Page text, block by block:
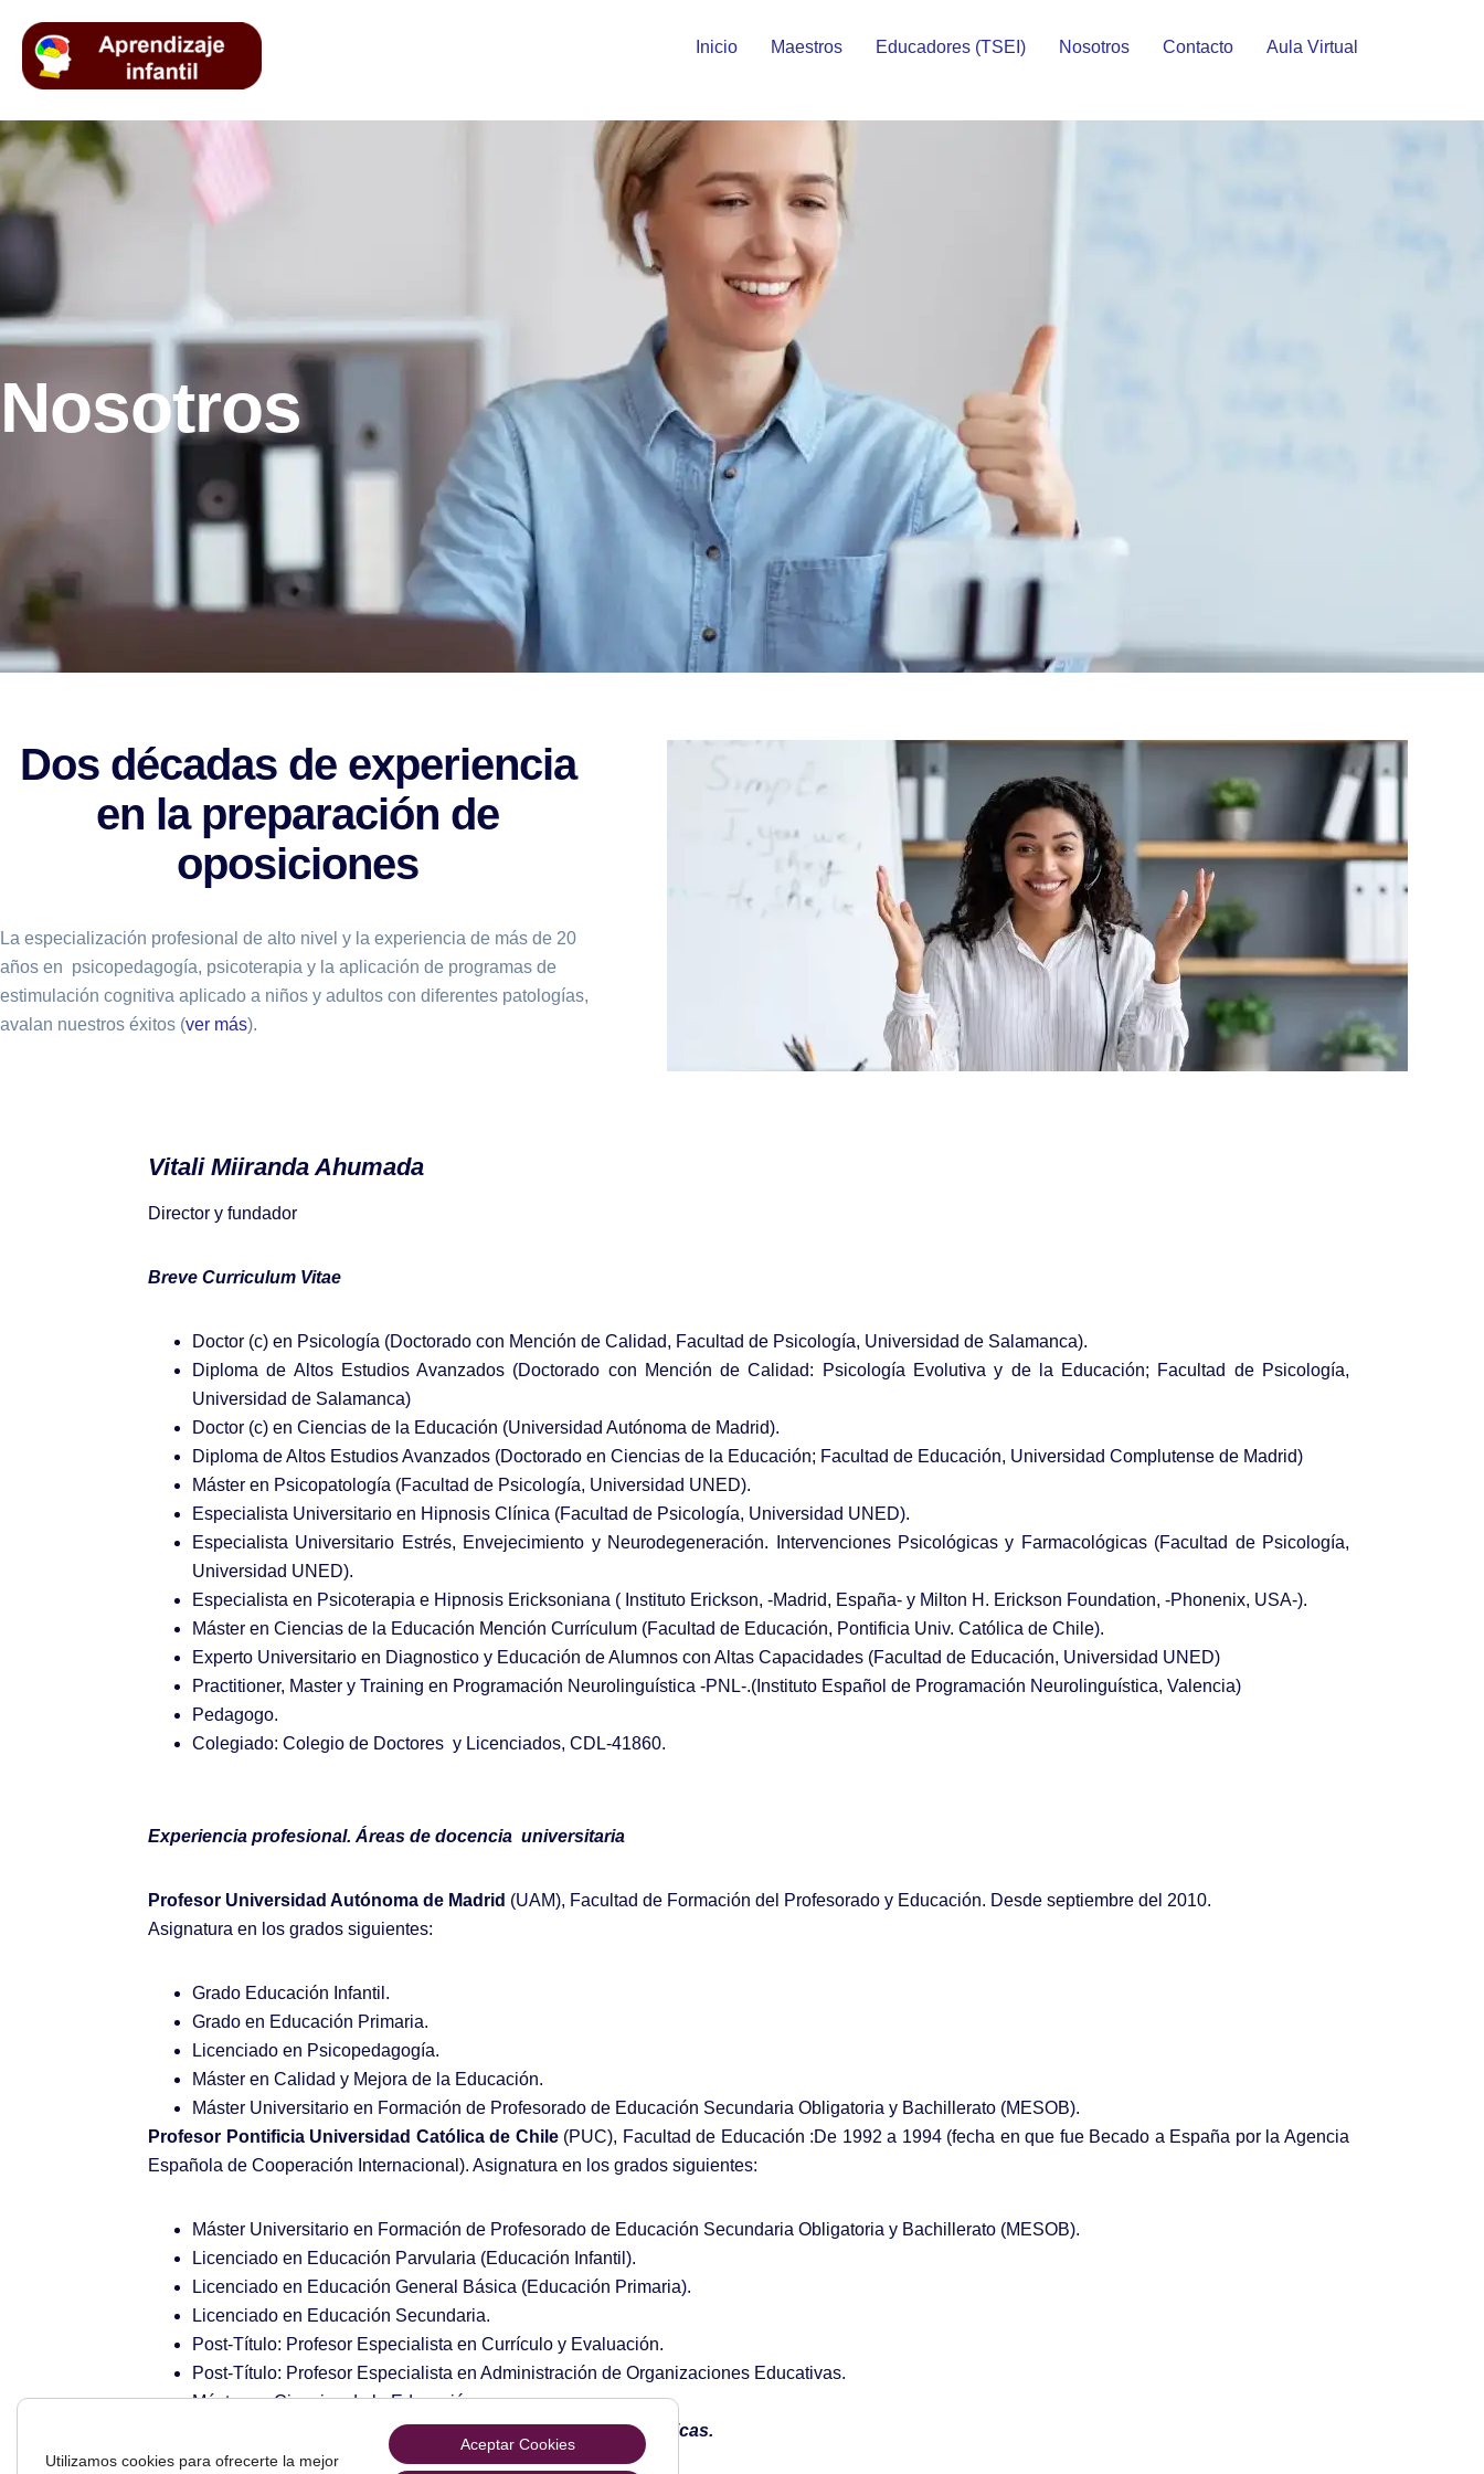
Inicio Maestros Educadores (TSEI) Nosotros Contacto Aula Virtual
Nosotros
Dos décadas de experiencia
en la preparación de
oposiciones
La especialización profesional de alto nivel y la experiencia de más de 20
años en psicopedagogía, psicoterapia y la aplicación de programas de
estimulación cognitiva aplicado a niños y adultos con diferentes patologías,
avalan nuestros éxitos (ver más).
Vitali Miiranda Ahumada
Director y fundador
Breve Curriculum Vitae
Doctor (c) en Psicología (Doctorado con Mención de Calidad, Facultad de Psicología, Universidad de Salamanca).
Diploma de Altos Estudios Avanzados (Doctorado con Mención de Calidad: Psicología Evolutiva y de la Educación; Facultad de Psicología,
Universidad de Salamanca)
Doctor (c) en Ciencias de la Educación (Universidad Autónoma de Madrid).
Diploma de Altos Estudios Avanzados (Doctorado en Ciencias de la Educación; Facultad de Educación, Universidad Complutense de Madrid)
Máster en Psicopatología (Facultad de Psicología, Universidad UNED).
Especialista Universitario en Hipnosis Clínica (Facultad de Psicología, Universidad UNED).
Especialista Universitario Estrés, Envejecimiento y Neurodegeneración. Intervenciones Psicológicas y Farmacológicas (Facultad de Psicología,
Universidad UNED).
Especialista en Psicoterapia e Hipnosis Ericksoniana ( Instituto Erickson, -Madrid, España- y Milton H. Erickson Foundation, -Phonenix, USA-).
Máster en Ciencias de la Educación Mención Currículum (Facultad de Educación, Pontificia Univ. Católica de Chile).
Experto Universitario en Diagnostico y Educación de Alumnos con Altas Capacidades (Facultad de Educación, Universidad UNED)
Practitioner, Master y Training en Programación Neurolinguística -PNL-.(Instituto Español de Programación Neurolinguística, Valencia)
Pedagogo.
Colegiado: Colegio de Doctores y Licenciados, CDL-41860.
Experiencia profesional. Áreas de docencia universitaria
Profesor Universidad Autónoma de Madrid (UAM), Facultad de Formación del Profesorado y Educación. Desde septiembre del 2010.
Asignatura en los grados siguientes:
Grado Educación Infantil.
Grado en Educación Primaria.
Licenciado en Psicopedagogía.
Máster en Calidad y Mejora de la Educación.
Máster Universitario en Formación de Profesorado de Educación Secundaria Obligatoria y Bachillerato (MESOB).
Profesor Pontificia Universidad Católica de Chile(PUC), Facultad de Educación :De 1992 a 1994 (fecha en que fue Becado a España por la Agencia
Española de Cooperación Internacional). Asignatura en los grados siguientes:
Máster Universitario en Formación de Profesorado de Educación Secundaria Obligatoria y Bachillerato (MESOB).
Licenciado en Educación Parvularia (Educación Infantil).
Licenciado en Educación General Básica (Educación Primaria).
Licenciado en Educación Secundaria.
Post-Título: Profesor Especialista en Currículo y Evaluación.
Post-Título: Profesor Especialista en Administración de Organizaciones Educativas.
Máster en Ciencias de la Educación.
Además de: investigación universitaria y publicacionescientíficas.
Utilizamos cookies para ofrecerte la mejor
Aceptar Cookies